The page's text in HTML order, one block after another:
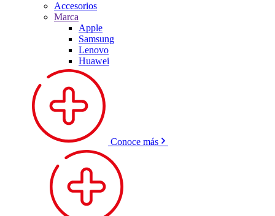
Accesorios
Marca
Apple
Samsung
Lenovo
Huawei
Conoce más